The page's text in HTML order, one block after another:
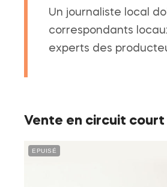
Un journaliste local
correspondants
experts des
Vente en circuit court
EPUISÉ